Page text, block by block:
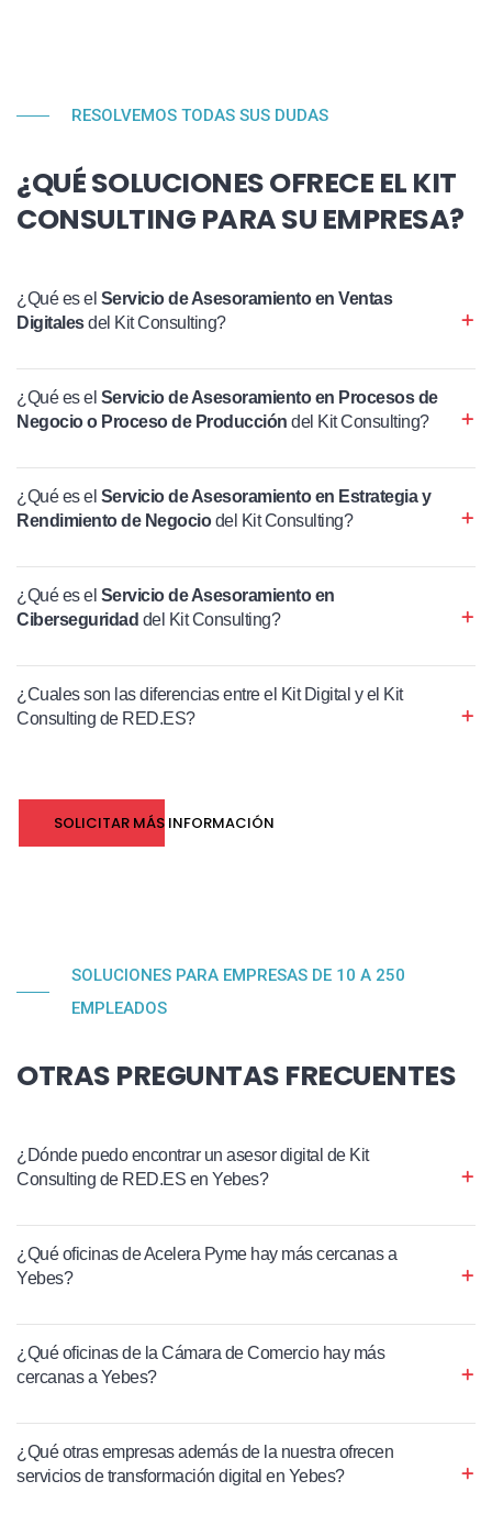
RESOLVEMOS TODAS SUS DUDAS
¿QUÉ SOLUCIONES OFRECE EL KIT
CONSULTING PARA SU EMPRESA?
¿Qué es el Servicio de Asesoramiento en Ventas
Digitalesdel Kit Consulting?
¿Qué es el Servicio de Asesoramiento en Procesos de
Negocio o Proceso de Producción del Kit Consulting?
¿Qué es el Servicio de Asesoramiento en Estrategia y
Rendimiento de Negociodel Kit Consulting?
¿Qué es el Servicio de Asesoramiento en
Ciberseguridad del Kit Consulting?
¿Cuales son las diferencias entre el Kit Digital y el Kit
Consulting de RED.ES?
SOLICITAR MÁS INFORMACIÓN
SOLUCIONES PARA EMPRESAS DE 10 A 250
EMPLEADOS
OTRAS PREGUNTAS FRECUENTES
¿Dónde puedo encontrar un asesor digital de Kit
Consulting de RED.ES en Yebes?
¿Qué oficinas de Acelera Pyme hay más cercanas a
Yebes?
¿Qué oficinas de la Cámara de Comercio hay más
cercanas a Yebes?
¿Qué otras empresas además de la nuestra ofrecen
servicios de transformación digital en Yebes?